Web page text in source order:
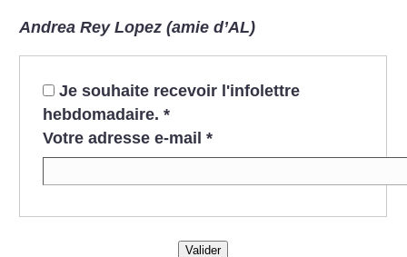
Andrea Rey Lopez (amie d’AL)
Je souhaite recevoir l'infolettre
hebdomadaire. *
Votre adresse e-mail *
Valider